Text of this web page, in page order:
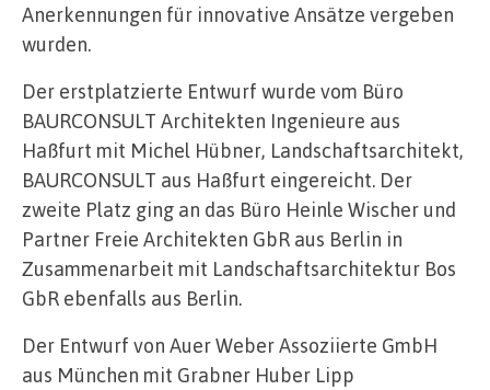
Anerkennungen für innovative Ansätze vergeben
wurden.
Der erstplatzierte Entwurf wurde vom Büro
BAURCONSULT Architekten Ingenieure aus
Haßfurt mit Michel Hübner, Landschaftsarchitekt,
BAURCONSULT aus Haßfurt eingereicht. Der
zweite Platz ging an das Büro Heinle Wischer und
Partner Freie Architekten GbR aus Berlin in
Zusammenarbeit mit Landschaftsarchitektur Bos
GbR ebenfalls aus Berlin.
Der Entwurf von Auer Weber Assoziierte GmbH
aus München mit Grabner Huber Lipp